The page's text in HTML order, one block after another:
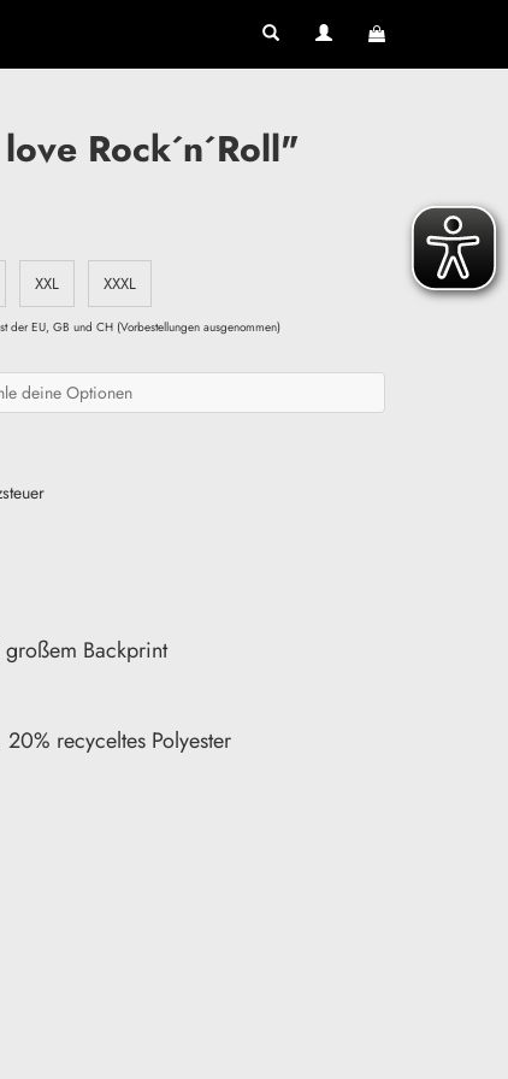
Rock´n´Roll"
XXL XXXL
der EU, GB und CH (Vorbestellungen ausgenommen)
deine Optionen
Backprint
recyceltes Polyester